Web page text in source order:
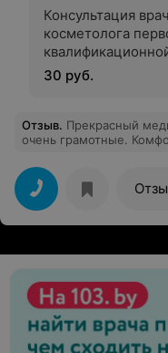
Консультация
косметолога
30 руб.
Отзыв. Прекрасный
очень грамотные.
Особая благодарность
мужем на 3д УЗИ
провела диагностику и
приятных эмоций.